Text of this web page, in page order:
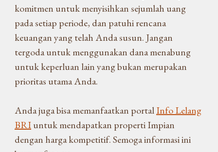
komitmen untuk menyisihkan sejumlah uang
pada setiap periode, dan patuhi rencana
keuangan yang telah Anda susun. Jangan
tergoda untuk menggunakan dana menabung
untuk keperluan lain yang bukan merupakan
prioritas utama Anda.
Anda juga bisa memanfaatkan portalInfo Lelang
BRIuntuk mendapatkan properti Impian
dengan harga kompetitif. Semoga informasi ini